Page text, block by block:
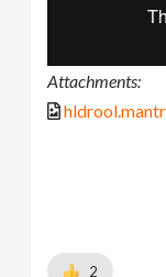
Attachments:
2